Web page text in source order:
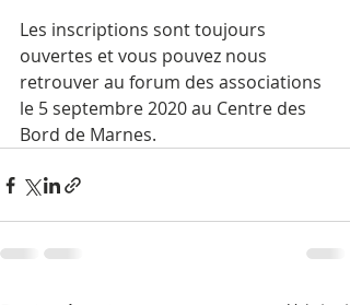
Les inscriptions sont toujours
ouvertes et vous pouvez nous
retrouver au forum des associations
le 5 septembre 2020 au Centre des
Bord de Marnes.